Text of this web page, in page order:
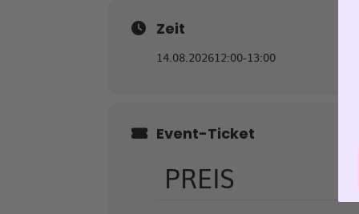
Zeit
14.08.202612:00-13:00
Event-Ticket
PREIS